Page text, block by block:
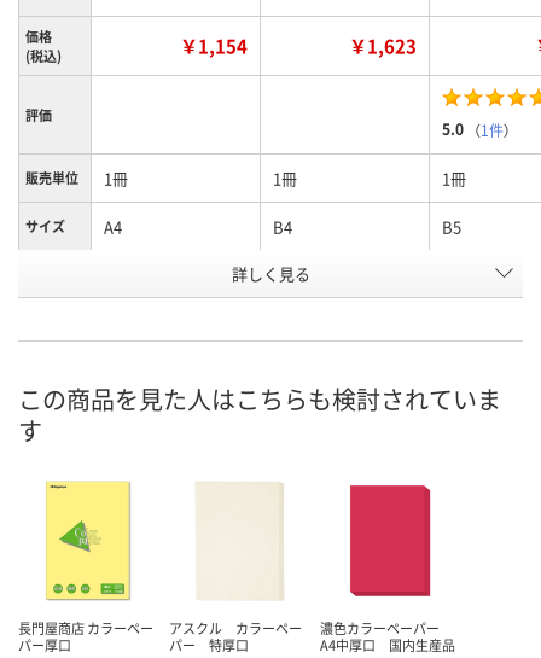
価格
(税込)
￥1,154 ￥1,623
評価
5.0 （1件）
販売単位 1冊 1冊 1冊
サイズ A4 B4 B5
クリーム クリーム
号
お届け日
数量 数量
詳しく見る
この商品を見た人はこちらも検討されていま
す
長門屋商店 カラーペー
パー厚口
アスクル カラーペー
パー 特厚口
濃色カラーペーパー
A4中厚口 国内生産品